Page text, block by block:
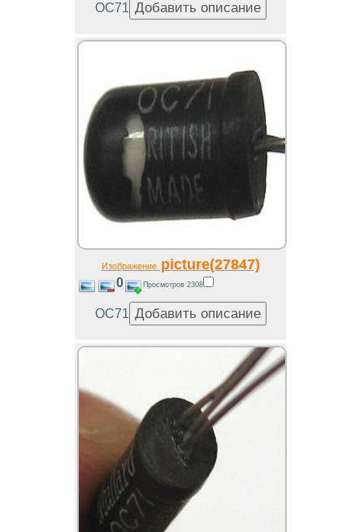
OC71
Изображениеpicture(27847)
0 Просмотров 2308
OC71